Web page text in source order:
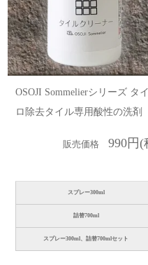
OSOJI Sommelierシリーズ タ
ロ除去タイル専用酸性の洗剤
販売価格 990円(
スプレー300ml
詰替700ml
スプレー300ml、詰替700mlセット